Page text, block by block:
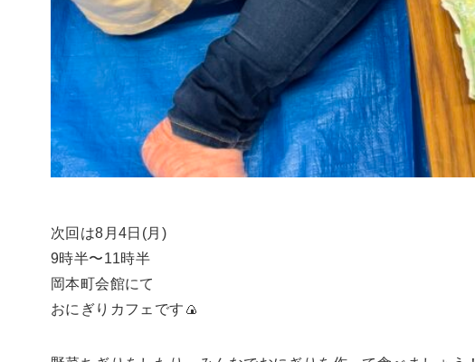
次回は8月4日(月)
9時半〜11時半
岡本町会館にて
おにぎりカフェです🍙